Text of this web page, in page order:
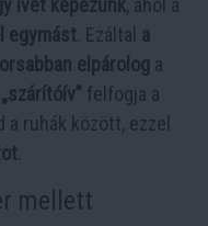
ívet képezünk, ahol a
egymást . Ezáltal a
elpárolog a
„szárítóív” felfogja a
a ruhák között, ezzel
mellett